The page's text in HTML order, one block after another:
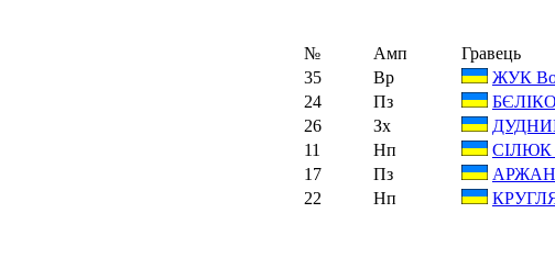
№ Амп
Гравець
35 Вр
ЖУК
24 Пз
26 Зх
11 Нп
СІЛЮК
17 Пз
22 Нп